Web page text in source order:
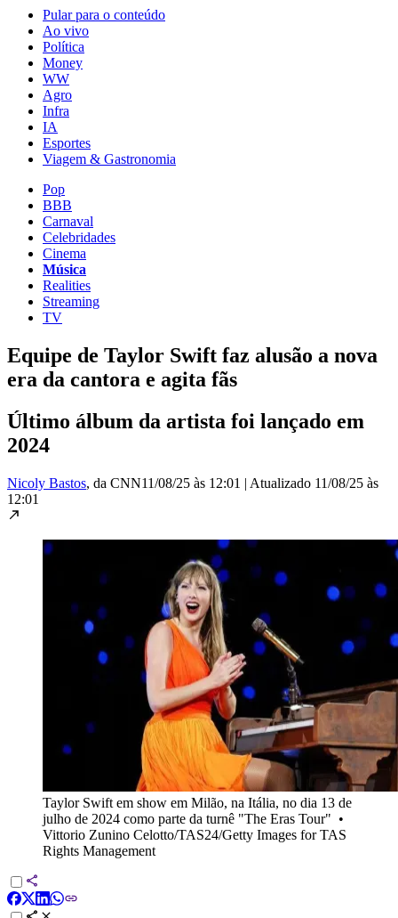
Pular para o conteúdo
Ao vivo
Política
Money
WW
Agro
Infra
IA
Esportes
Viagem & Gastronomia
Pop
BBB
Carnaval
Celebridades
Cinema
Música
Realities
Streaming
TV
Equipe de Taylor Swift faz alusão a nova
era da cantora e agita fãs
Último álbum da artista foi lançado em
2024
Nicoly Bastos, da CNN11/08/25 às 12:01 | Atualizado 11/08/25 às
12:01
Taylor Swift em show em Milão, na Itália, no dia 13 de
julho de 2024 como parte da turnê "The Eras Tour" •
Vittorio Zunino Celotto/TAS24/Getty Images for TAS
Rights Management